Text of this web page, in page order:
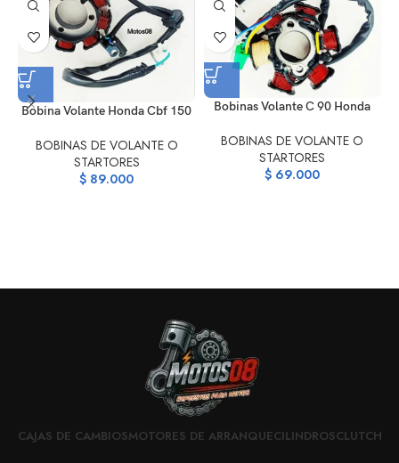
Bobina Volante Honda Cbf 150
BOBINAS DE VOLANTE O
STARTORES
$ 89.000
Bobinas Volante C 90 Honda
BOBINAS DE VOLANTE O
STARTORES
$ 69.000
CAJAS DE CAMBIOSMOTORES DE ARRANQUECILINDROSCLUTCH